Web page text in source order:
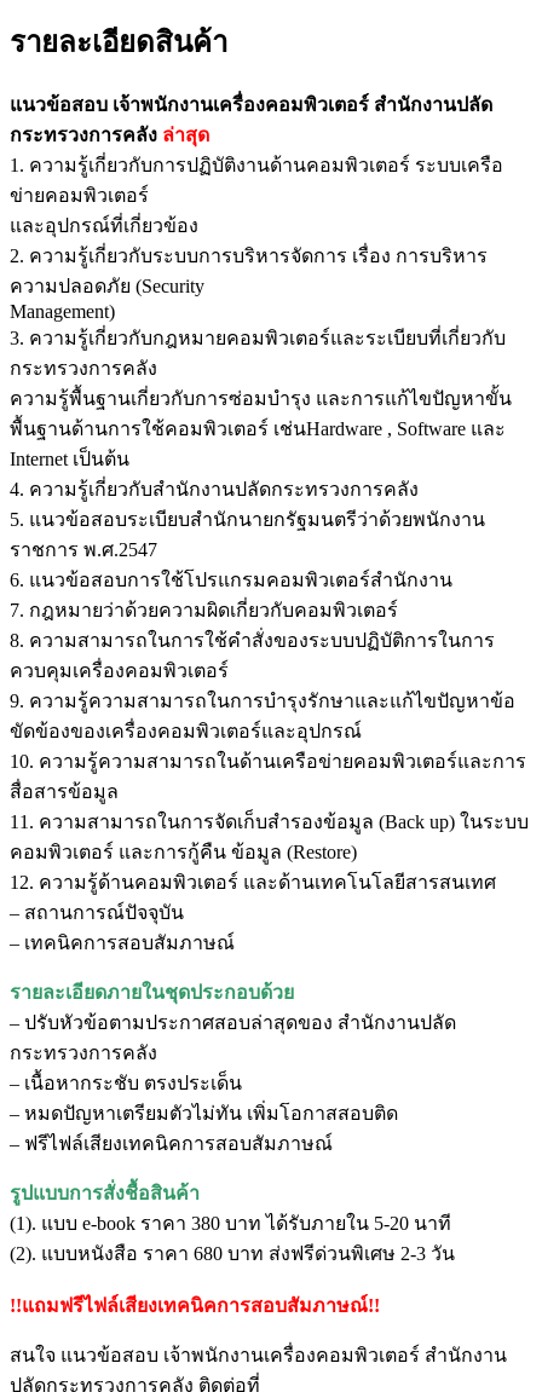
รายละเอียดสินค้า
แนวข้อสอบ เจ้าพนักงานเครื่องคอมพิวเตอร์ สำนักงานปลัด
กระทรวงการคลัง ล่าสุด
1. ความรู้เกี่ยวกับการปฏิบัติงานด้านคอมพิวเตอร์ ระบบเครือ
ข่ายคอมพิวเตอร์
และอุปกรณ์ที่เกี่ยวข้อง
2. ความรู้เกี่ยวกับระบบการบริหารจัดการ เรื่อง การบริหาร
ความปลอดภัย (Security
Management)
3. ความรู้เกี่ยวกับกฎหมายคอมพิวเตอร์และระเบียบที่เกี่ยวกับ
กระทรวงการคลัง
ความรู้พื้นฐานเกี่ยวกับการซ่อมบำรุง และการแก้ไขปัญหาขั้น
พื้นฐานด้านการใช้คอมพิวเตอร์ เช่นHardware , Software และ
Internet เป็นต้น
4. ความรู้เกี่ยวกับสำนักงานปลัดกระทรวงการคลัง
5. แนวข้อสอบระเบียบสำนักนายกรัฐมนตรีว่าด้วยพนักงาน
ราชการ พ.ศ.2547
6. แนวข้อสอบการใช้โปรแกรมคอมพิวเตอร์สำนักงาน
7. กฎหมายว่าด้วยความผิดเกี่ยวกับคอมพิวเตอร์
8. ความสามารถในการใช้คำสั่งของระบบปฏิบัติการในการ
ควบคุมเครื่องคอมพิวเตอร์
9. ความรู้ความสามารถในการบำรุงรักษาและแก้ไขปัญหาข้อ
ขัดข้องของเครื่องคอมพิวเตอร์และอุปกรณ์
10. ความรู้ความสามารถในด้านเครือข่ายคอมพิวเตอร์และการ
สื่อสารข้อมูล
11. ความสามารถในการจัดเก็บสำรองข้อมูล (Back up) ในระบบ
คอมพิวเตอร์ และการกู้คืน ข้อมูล (Restore)
12. ความรู้ด้านคอมพิวเตอร์ และด้านเทคโนโลยีสารสนเทศ
– สถานการณ์ปัจจุบัน
– เทคนิคการสอบสัมภาษณ์
รายละเอียดภายในชุดประกอบด้วย
– ปรับหัวข้อตามประกาศสอบล่าสุดของ สำนักงานปลัด
กระทรวงการคลัง
– เนื้อหากระชับ ตรงประเด็น
– หมดปัญหาเตรียมตัวไม่ทัน เพิ่มโอกาสสอบติด
– ฟรีไฟล์เสียงเทคนิคการสอบสัมภาษณ์
รูปแบบการสั่งชื้อสินค้า
(1). แบบ e-book ราคา 380 บาท ได้รับภายใน 5-20 นาที
(2). แบบหนังสือ ราคา 680 บาท ส่งฟรีด่วนพิเศษ 2-3 วัน
!!แถมฟรีไฟล์เสียงเทคนิคการสอบสัมภาษณ์!!
สนใจ แนวข้อสอบ เจ้าพนักงานเครื่องคอมพิวเตอร์ สำนักงาน
ปลัดกระทรวงการคลัง ติดต่อที่